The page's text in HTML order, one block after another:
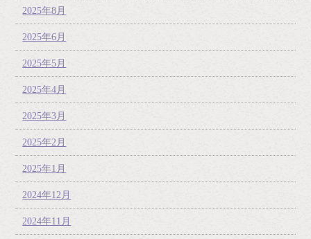
2025年8月
2025年6月
2025年5月
2025年4月
2025年3月
2025年2月
2025年1月
2024年12月
2024年11月